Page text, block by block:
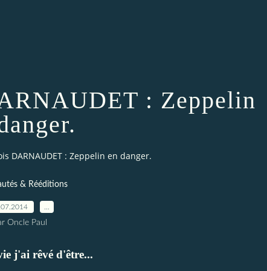
: Zeppelin
DARNAUDET : Zeppelin en danger.
& Rééditions
Oncle Paul
j'ai rêvé d'être...